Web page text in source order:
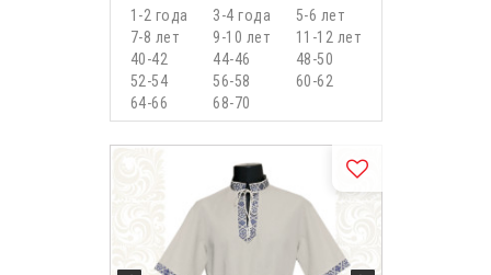
1-2 года
3-4 года
5-6 лет
7-8 лет
9-10 лет
11-12 лет
40-42
44-46
48-50
52-54
56-58
60-62
64-66
68-70